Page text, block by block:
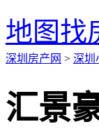
地图找
深圳房产网 > 深圳
汇景